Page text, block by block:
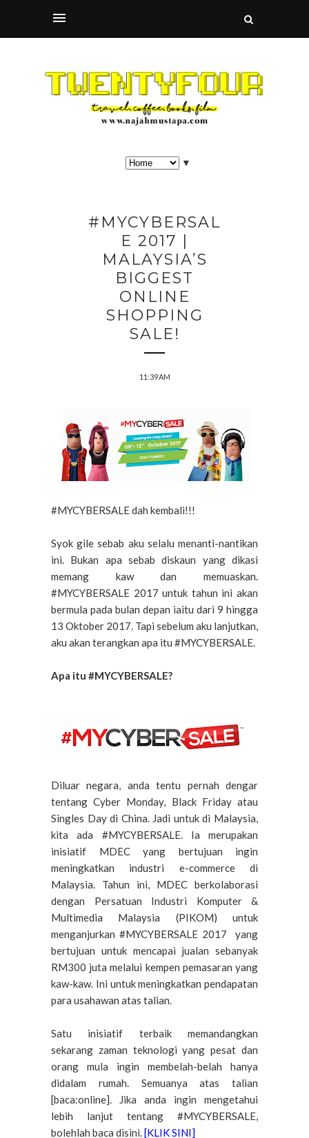
▼
#MYCYBERSAL
E 2017 |
MALAYSIA’S
BIGGEST
ONLINE
SHOPPING
SALE!
11:39 AM
#MYCYBERSALE dah kembali!!!
Syok gile sebab aku selalu menanti-nantikan
ini. Bukan apa sebab diskaun yang dikasi
memang kaw dan memuaskan.
#MYCYBERSALE 2017 untuk tahun ini akan
bermula pada bulan depan iaitu dari 9 hingga
13 Oktober 2017. Tapi sebelum aku lanjutkan,
aku akan terangkan apa itu #MYCYBERSALE.
Apa itu #MYCYBERSALE?
Diluar negara, anda tentu pernah dengar
tentang Cyber Monday, Black Friday atau
Singles Day di China. Jadi untuk di Malaysia,
kita ada #MYCYBERSALE. Ia merupakan
inisiatif MDEC yang bertujuan ingin
meningkatkan industri e-commerce di
Malaysia. Tahun ini, MDEC berkolaborasi
dengan Persatuan Industri Komputer &
Multimedia Malaysia (PIKOM) untuk
menganjurkan #MYCYBERSALE 2017 yang
bertujuan untuk mencapai jualan sebanyak
RM300 juta melalui kempen pemasaran yang
kaw-kaw. Ini untuk meningkatkan pendapatan
para usahawan atas talian.
Satu inisiatif terbaik memandangkan
sekarang zaman teknologi yang pesat dan
orang mula ingin membelah-belah hanya
didalam rumah. Semuanya atas talian
[baca:online]. Jika anda ingin mengetahui
lebih lanjut tentang #MYCYBERSALE,
bolehlah baca disini.[KLIK SINI]